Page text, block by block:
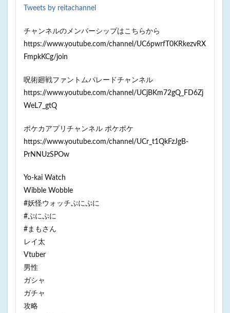
Tweets by reitachannel
チャンネルのメンバーシップはこちらから
https://www.youtube.com/channel/UC6pwrfT0KRkezvRX
FmpkKCg/join
呪術廻戦ファントムパレードチャンネル
https://www.youtube.com/channel/UCjBKm72gQ_FD6Zj
WeL7_gtQ
ポケカアプリチャンネル ポケポケ
https://www.youtube.com/channel/UCr_t1QkFzJgB-
PrNNUzSPOw
Yo-kai Watch
Wibble Wobble
#妖怪ウォッチぷにぷに
#ぷにぷに
#まもさん
レイ太
Vtuber
男性
ガシャ
ガチャ
攻略